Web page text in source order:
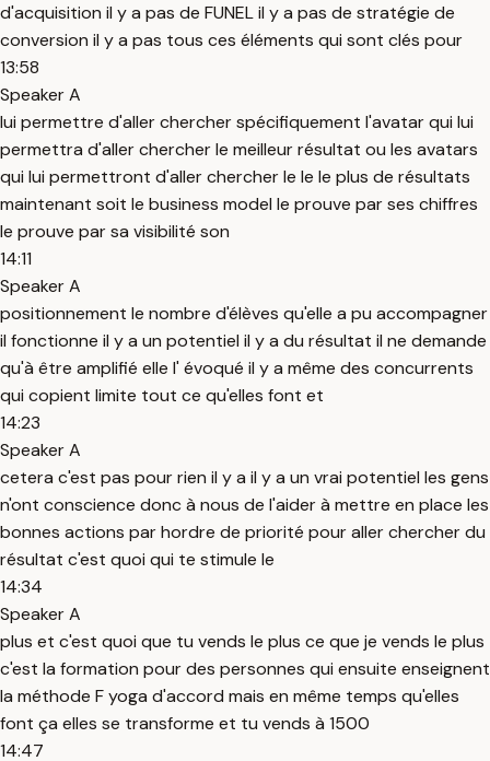
d'acquisition il y a pas de FUNEL il y a pas de stratégie de
conversion il y a pas tous ces éléments qui sont clés pour
13:58
Speaker A
lui permettre d'aller chercher spécifiquement l'avatar qui lui
permettra d'aller chercher le meilleur résultat ou les avatars
qui lui permettront d'aller chercher le le le plus de résultats
maintenant soit le business model le prouve par ses chiffres
le prouve par sa visibilité son
14:11
Speaker A
positionnement le nombre d'élèves qu'elle a pu accompagner
il fonctionne il y a un potentiel il y a du résultat il ne demande
qu'à être amplifié elle l' évoqué il y a même des concurrents
qui copient limite tout ce qu'elles font et
14:23
Speaker A
cetera c'est pas pour rien il y a il y a un vrai potentiel les gens
n'ont conscience donc à nous de l'aider à mettre en place les
bonnes actions par hordre de priorité pour aller chercher du
résultat c'est quoi qui te stimule le
14:34
Speaker A
plus et c'est quoi que tu vends le plus ce que je vends le plus
c'est la formation pour des personnes qui ensuite enseignent
la méthode F yoga d'accord mais en même temps qu'elles
font ça elles se transforme et tu vends à 1500
14:47